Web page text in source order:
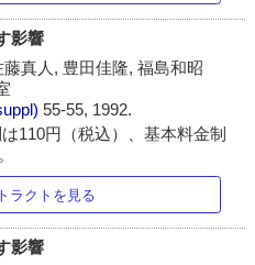
影響
真人, 豊田佳隆, 福島和昭
55-55, 1992.
110円（税込）、基本料金制
ラクトを見る
影響